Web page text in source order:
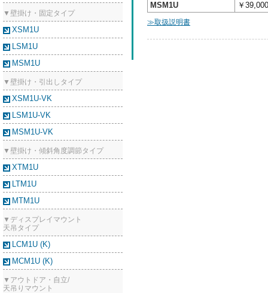
▼壁掛け・固定タイプ
XSM1U
LSM1U
MSM1U
▼壁掛け・引出しタイプ
XSM1U-VK
LSM1U-VK
MSM1U-VK
▼壁掛け・傾斜角度調節タイプ
XTM1U
LTM1U
MTM1U
▼ディスプレイマウント
天吊タイプ
LCM1U (K)
MCM1U (K)
▼アウトドア・自立/
天吊りマウント
MSM1U
￥39,000
≫取扱説明書